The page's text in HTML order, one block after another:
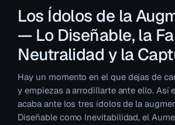
Los Ídolos de la
— Lo Diseñable, la
Neutralidad y la
Hay un momento en el que dejas de
y empiezas a arrodillarte ante ello. Así
acaba ante los tres ídolos de la
Diseñable como Inevitabilidad, el